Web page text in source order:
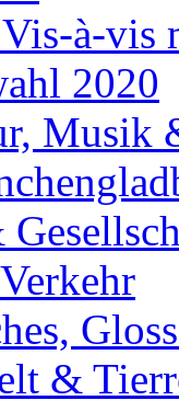
à-vis
2020
Musik
&